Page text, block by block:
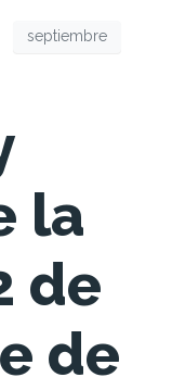
septiembre
la
de
de